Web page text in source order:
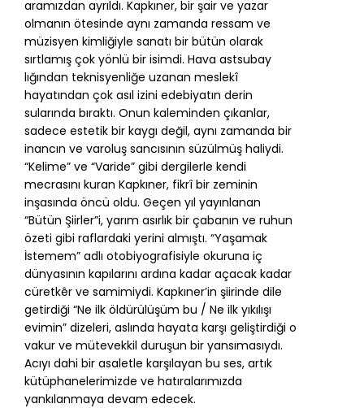
aramızdan ayrıldı. Kapkıner, bir şair ve yazar
olmanın ötesinde aynı zamanda ressam ve
müzisyen kimliğiyle sanatı bir bütün olarak
sırtlamış çok yönlü bir isimdi. Hava astsubay
lığından teknisyenliğe uzanan meslekî
hayatından çok asıl izini edebiyatın derin
sularında bıraktı. Onun kaleminden çıkanlar,
sadece estetik bir kaygı değil, aynı zamanda bir
inancın ve varoluş sancısının süzülmüş haliydi.
“Kelime” ve “Varide” gibi dergilerle kendi
mecrasını kuran Kapkıner, fikrî bir zeminin
inşasında öncü oldu. Geçen yıl yayınlanan
“Bütün Şiirler”i, yarım asırlık bir çabanın ve ruhun
özeti gibi raflardaki yerini almıştı. “Yaşamak
İstemem” adlı otobiyografisiyle okuruna iç
dünyasının kapılarını ardına kadar açacak kadar
cüretkêr ve samimiydi. Kapkıner’in şiirinde dile
getirdiği “Ne ilk öldürülüşüm bu / Ne ilk yıkılışı
evimin” dizeleri, aslında hayata karşı geliştirdiği o
vakur ve mütevekkil duruşun bir yansımasıydı.
Acıyı dahi bir asaletle karşılayan bu ses, artık
kütüphanelerimizde ve hatıralarımızda
yankılanmaya devam edecek.